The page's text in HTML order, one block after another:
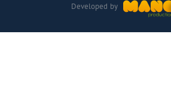
Developed by